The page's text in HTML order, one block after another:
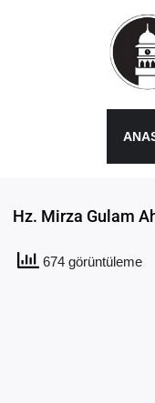
Hz. Mirza Gulam
674 görüntüleme